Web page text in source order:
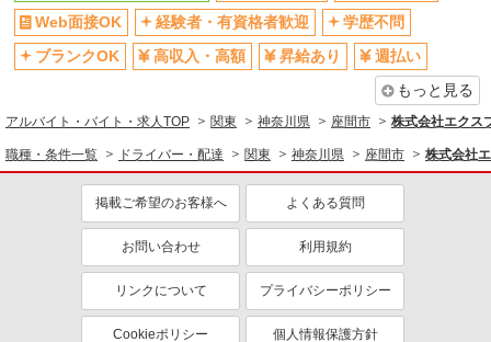
Web面接OK
経験者・有資格者歓迎
学歴不問
ブランクOK
高収入・高額 昇給あり
週払い
もっと見る
アルバイト・バイト・求人TOP 関東 神奈川県 座間市 株式会社エクス
職種・条件一覧 ドライバー・配達 関東 神奈川県 座間市 株式会社
掲載ご希望のお客様へ よくある質問
お問い合わせ 利用規約
リンクについて プライバシーポリシー
Cookieポリシー 個人情報保護方針